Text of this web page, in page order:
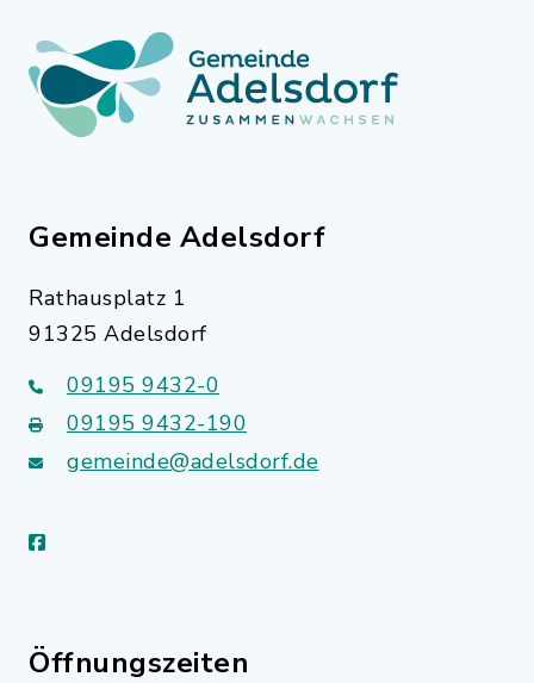
Gemeinde Adelsdorf
Rathausplatz 1
91325 Adelsdorf
09195 9432-0
09195 9432-190
gemeinde@adelsdorf.de
facebook
Öffnungszeiten